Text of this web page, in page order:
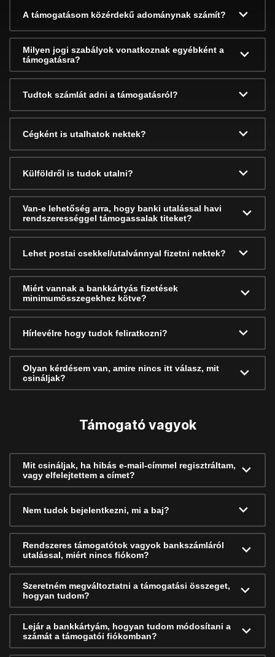
A támogatásom közérdekű adománynak számít?
Milyen jogi szabályok vonatkoznak egyébként a
támogatásra?
Tudtok számlát adni a támogatásról?
Cégként is utalhatok nektek?
Külföldről is tudok utalni?
Van-e lehetőség arra, hogy banki utalással havi
rendszerességgel támogassalak titeket?
Lehet postai csekkel/utalvánnyal fizetni nektek?
Miért vannak a bankkártyás fizetések
minimumösszegekhez kötve?
Hírlevélre hogy tudok feliratkozni?
Olyan kérdésem van, amire nincs itt válasz, mit
csináljak?
Támogató vagyok
Mit csináljak, ha hibás e-mail-címmel regisztráltam,
vagy elfelejtettem a címet?
Nem tudok bejelentkezni, mi a baj?
Rendszeres támogatótok vagyok bankszámláról
utalással, miért nincs fiókom?
Szeretném megváltoztatni a támogatási összeget,
hogyan tudom?
Lejár a bankkártyám, hogyan tudom módosítani a
számát a támogatói fiókomban?